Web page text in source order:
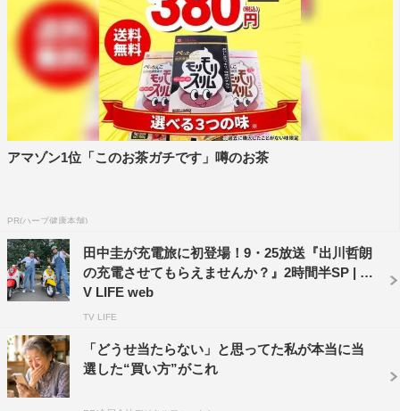
アマゾン1位「このお茶ガチです」噂のお茶
PR(ハーブ健康本舗)
田中圭が充電旅に初登場！9・25放送『出川哲朗
の充電させてもらえませんか？』2時間半SP | T
V LIFE web
TV LIFE
「どうせ当たらない」と思ってた私が本当に当
選した“買い方”がこれ